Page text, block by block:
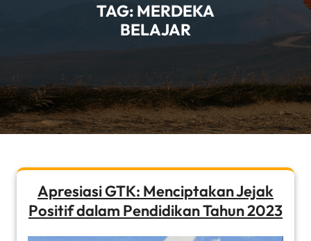
TAG: MERDEKA
BELAJAR
Apresiasi GTK: Menciptakan Jejak
Positif dalam Pendidikan Tahun 2023